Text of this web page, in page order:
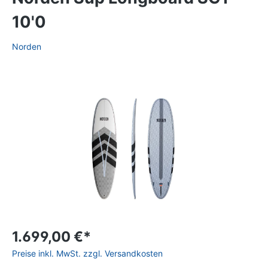
10'0
Norden
1.699,00 €*
Preise inkl. MwSt. zzgl. Versandkosten